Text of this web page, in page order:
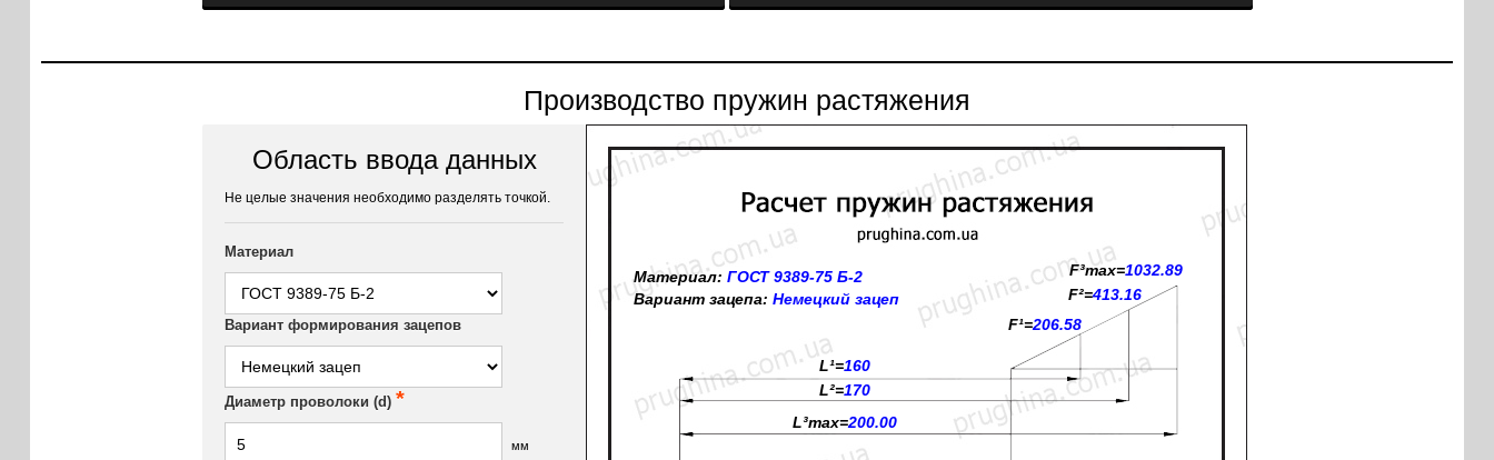
Производство пружин растяжения
Область ввода данных
Не целые значения необходимо разделять точкой.
Материал
Вариант формирования зацепов
Диаметр проволоки (d) *
мм
Материал: ГОСТ 9389-75 Б-2
Вариант зацепа: Немецкий зацеп
F¹=206.58
F²=413.16
F³max=1032.89
L¹=160
L²=170
L³max=200.00